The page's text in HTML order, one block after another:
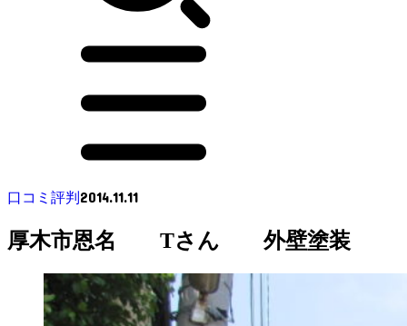
口コミ評判 2014.11.11
厚木市恩名 Tさん 外壁塗装